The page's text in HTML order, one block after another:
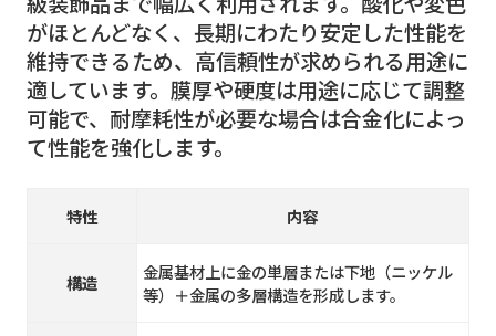
がほとんどなく、長期にわたり安定した性能を
維持できるため、高信頼性が求められる用途に
適しています。膜厚や硬度は用途に応じて調整
可能で、耐摩耗性が必要な場合は合金化によっ
て性能を強化します。
特性 内容
構造
金属基材上に金の単層または下地（ニッケル
等）＋金属の多層構造を形成します。